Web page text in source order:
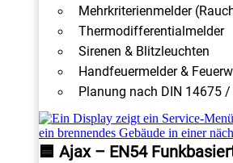
Mehrkriterienmelder
Thermodifferentialmelder
Sirenen & Blitzleuchten
Handfeuermelder &
Planung nach DIN 14675 /
🟦 Ajax – EN54